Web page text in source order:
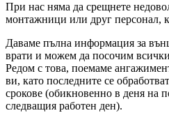
При нас няма да срещнете
монтажници или друг персонал,
Даваме пълна информация за
врати и можем да посочим
Редом с това, поемаме
ви, като последните се
срокове (обикновенно в деня на
следващия работен ден).